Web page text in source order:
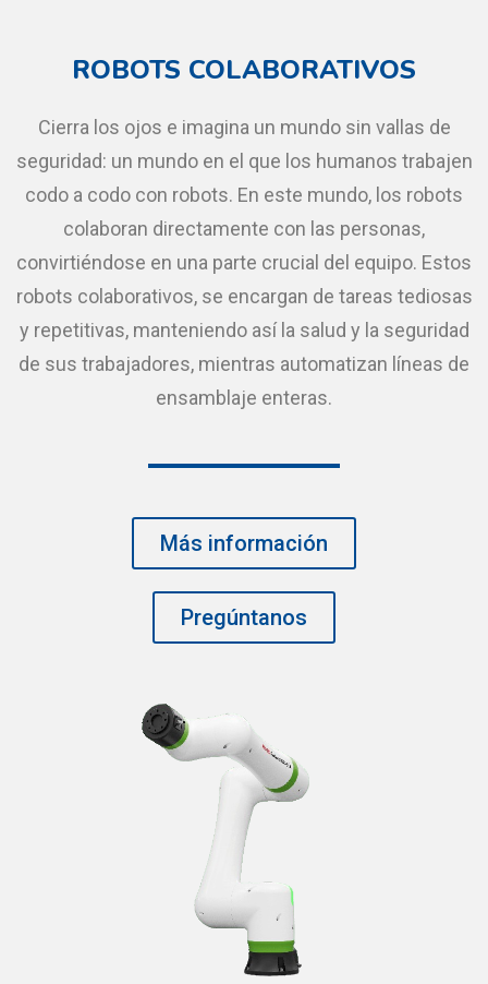
ROBOTS COLABORATIVOS
Cierra los ojos e imagina un mundo sin vallas de
seguridad: un mundo en el que los humanos trabajen
codo a codo con robots. En este mundo, los robots
colaboran directamente con las personas,
convirtiéndose en una parte crucial del equipo. Estos
robots colaborativos, se encargan de tareas tediosas
y repetitivas, manteniendo así la salud y la seguridad
de sus trabajadores, mientras automatizan líneas de
ensamblaje enteras.
Más información
Pregúntanos